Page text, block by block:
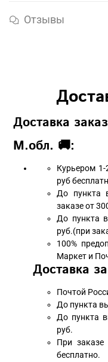
Отзывы
Доставка
М.обл. 🚚:
Курьером
руб
До пункта
заказе от
До пункта
руб.(при
100%
Маркет и
Доставка
Почтой
До пункта
До пункта
руб.
При
бесплатно.